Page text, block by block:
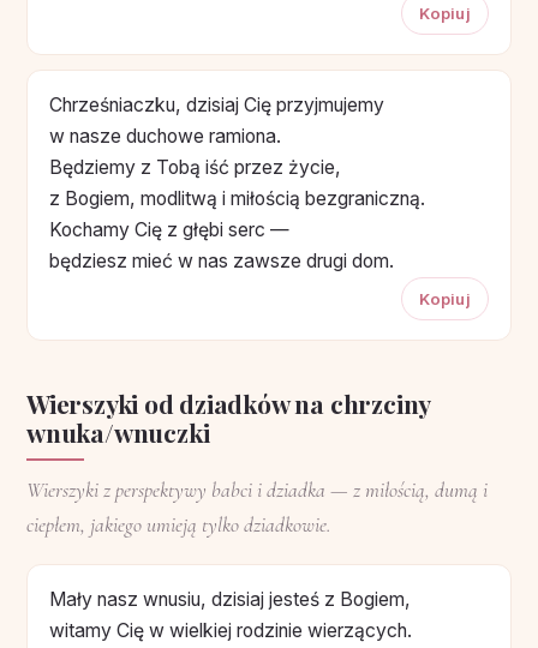
Kopiuj
Chrześniaczku, dzisiaj Cię przyjmujemy
w nasze duchowe ramiona.
Będziemy z Tobą iść przez życie,
z Bogiem, modlitwą i miłością bezgraniczną.
Kochamy Cię z głębi serc —
będziesz mieć w nas zawsze drugi dom.
Kopiuj
Wierszyki od dziadków na chrzciny
wnuka/wnuczki
Wierszyki z perspektywy babci i dziadka — z miłością, dumą i
ciepłem, jakiego umieją tylko dziadkowie.
Mały nasz wnusiu, dzisiaj jesteś z Bogiem,
witamy Cię w wielkiej rodzinie wierzących.